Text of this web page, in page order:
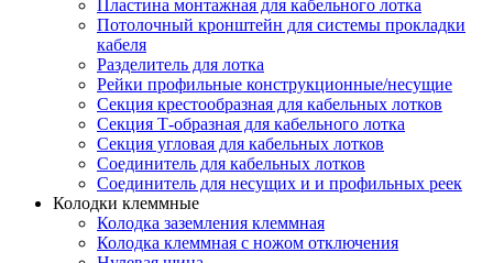
Пластина монтажная для кабельного лотка
Потолочный кронштейн для системы прокладки
кабеля
Разделитель для лотка
Рейки профильные конструкционные/несущие
Секция крестообразная для кабельных лотков
Секция Т-образная для кабельного лотка
Секция угловая для кабельных лотков
Соединитель для кабельных лотков
Соединитель для несущих и и профильных реек
Колодки клеммные
Колодка заземления клеммная
Колодка клеммная с ножом отключения